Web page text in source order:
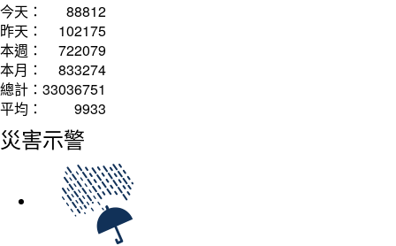
今天：
88812
昨天：
102175
本週：
722079
本月：
833274
總計： 33036751
平均：
9933
災害示警